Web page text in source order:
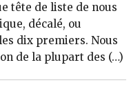
tête de liste de nous
décalé, ou
dix premiers. Nous
de la plupart des (…)